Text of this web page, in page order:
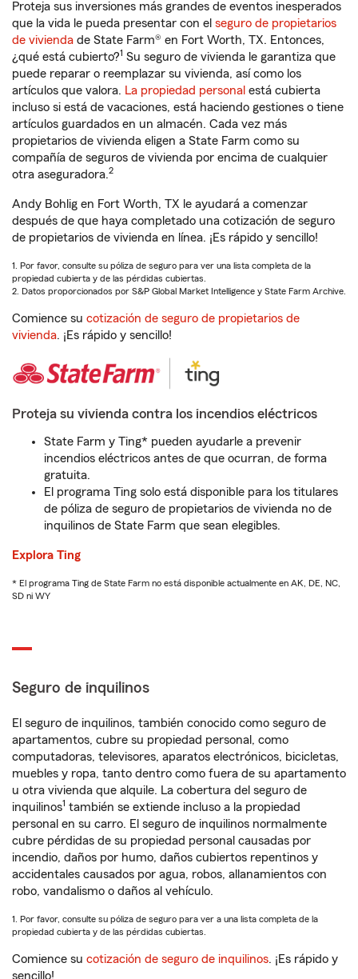
Proteja sus inversiones más grandes de eventos inesperados
que la vida le pueda presentar con el seguro de propietarios
de vivienda de State Farm® en Fort Worth, TX. Entonces,
¿qué está cubierto?1 Su seguro de vivienda le garantiza que
puede reparar o reemplazar su vivienda, así como los
artículos que valora. La propiedad personal está cubierta
incluso si está de vacaciones, está haciendo gestiones o tiene
artículos guardados en un almacén. Cada vez más
propietarios de vivienda eligen a State Farm como su
compañía de seguros de vivienda por encima de cualquier
otra aseguradora.2
Andy Bohlig en Fort Worth, TX le ayudará a comenzar
después de que haya completado una cotización de seguro
de propietarios de vivienda en línea. ¡Es rápido y sencillo!
1. Por favor, consulte su póliza de seguro para ver una lista completa de la
propiedad cubierta y de las pérdidas cubiertas.
2. Datos proporcionados por S&P Global Market Intelligence y State Farm Archive.
Comience su cotización de seguro de propietarios de
vivienda. ¡Es rápido y sencillo!
Proteja su vivienda contra los incendios eléctricos
State Farm y Ting* pueden ayudarle a prevenir
incendios eléctricos antes de que ocurran, de forma
gratuita.
El programa Ting solo está disponible para los titulares
de póliza de seguro de propietarios de vivienda no de
inquilinos de State Farm que sean elegibles.
Explora Ting
* El programa Ting de State Farm no está disponible actualmente en AK, DE, NC,
SD ni WY
Seguro de inquilinos
El seguro de inquilinos, también conocido como seguro de
apartamentos, cubre su propiedad personal, como
computadoras, televisores, aparatos electrónicos, bicicletas,
muebles y ropa, tanto dentro como fuera de su apartamento
u otra vivienda que alquile. La cobertura del seguro de
inquilinos1 también se extiende incluso a la propiedad
personal en su carro. El seguro de inquilinos normalmente
cubre pérdidas de su propiedad personal causadas por
incendio, daños por humo, daños cubiertos repentinos y
accidentales causados por agua, robos, allanamientos con
robo, vandalismo o daños al vehículo.
1. Por favor, consulte su póliza de seguro para ver a una lista completa de la
propiedad cubierta y de las pérdidas cubiertas.
Comience su cotización de seguro de inquilinos. ¡Es rápido y
sencillo!